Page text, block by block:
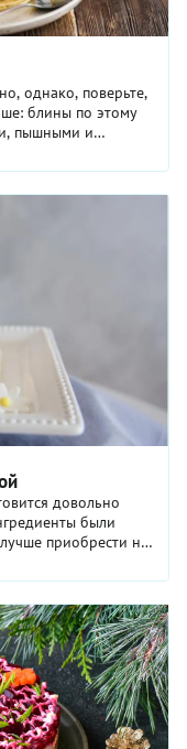
однако, поверьте,
блины по этому
пышными и
...
довольно
были
приобрести на